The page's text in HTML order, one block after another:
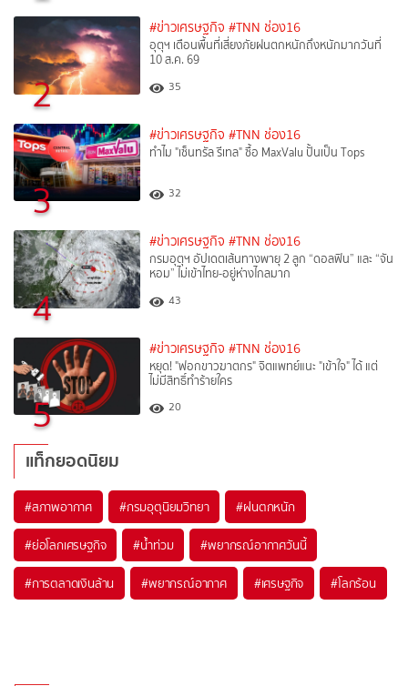
2
#ข่าวเศรษฐกิจ #TNN ช่อง16
อุตุฯ เตือนพื้นที่เสี่ยงภัยฝนตกหนักถึงหนักมากวันที่
10 ส.ค. 69
35
3
#ข่าวเศรษฐกิจ #TNN ช่อง16
ทำไม "เซ็นทรัล รีเทล" ซื้อ MaxValu ปั้นเป็น Tops
32
4
#ข่าวเศรษฐกิจ #TNN ช่อง16
กรมอุตุฯ อัปเดตเส้นทางพายุ 2 ลูก “ดอลฟิน” และ “จัน
หอม” ไม่เข้าไทย-อยู่ห่างไกลมาก
43
5
#ข่าวเศรษฐกิจ #TNN ช่อง16
หยุด! "ฟอกขาวฆาตกร" จิตแพทย์แนะ "เข้าใจ" ได้ แต่
ไม่มีสิทธิ์ทำร้ายใคร
20
แท็กยอดนิยม
#สภาพอากาศ #กรมอุตุนิยมวิทยา #ฝนตกหนัก
#ย่อโลกเศรษฐกิจ #น้ำท่วม #พยากรณ์อากาศวันนี้
#การตลาดเงินล้าน #พยากรณ์อากาศ #เศรษฐกิจ #โลกร้อน